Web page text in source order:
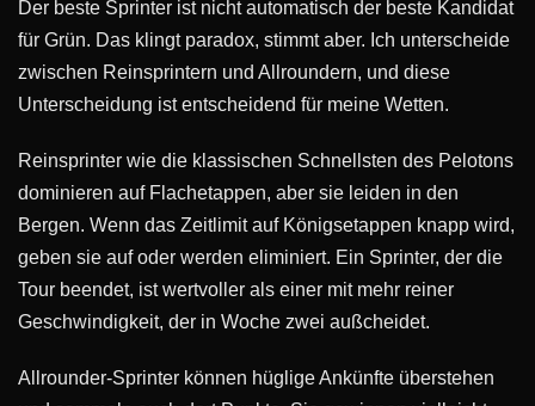
Der beste Sprinter ist nicht automatisch der beste Kandidat
für Grün. Das klingt paradox, stimmt aber. Ich unterscheide
zwischen Reinsprintern und Allroundern, und diese
Unterscheidung ist entscheidend für meine Wetten.
Reinsprinter wie die klassischen Schnellsten des Pelotons
dominieren auf Flachetappen, aber sie leiden in den
Bergen. Wenn das Zeitlimit auf Königsetappen knapp wird,
geben sie auf oder werden eliminiert. Ein Sprinter, der die
Tour beendet, ist wertvoller als einer mit mehr reiner
Geschwindigkeit, der in Woche zwei außcheidet.
Allrounder-Sprinter können hüglige Ankünfte überstehen